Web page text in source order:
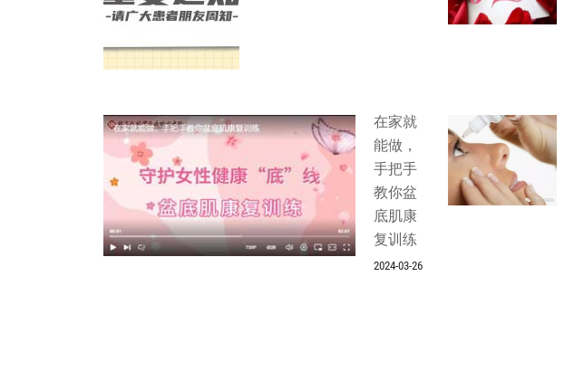
在家就
能做，
手把手
教你盆
底肌康
复训练
2024-03-26